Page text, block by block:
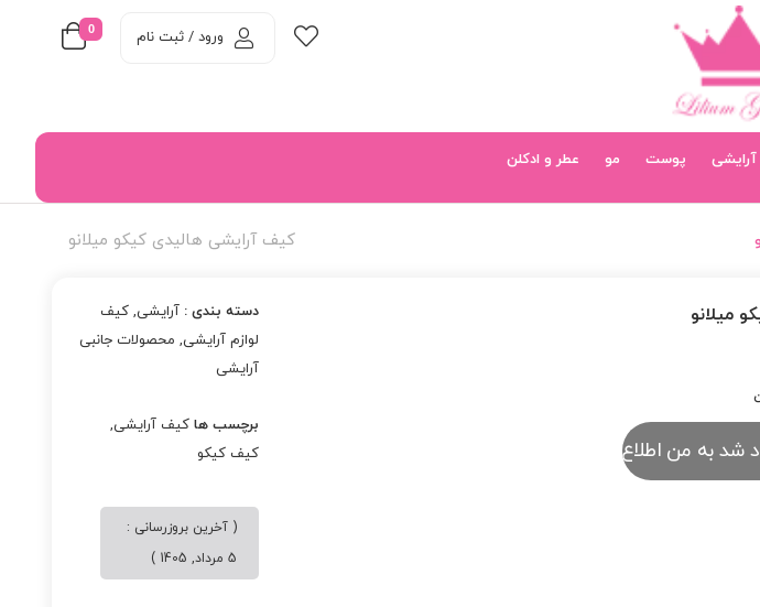
0 ورود / ثبت نام
آرایشی پوست مو عطر و ادکلن
کیف آرایشی هالیدی کیکو میلانو
میلانو
شد به من اطلاع بده
دسته بندی :آرایشی,کیف
لوازم آرایشی, محصولات جانبی
آرایشی
برچسب هاکیف آرایشی,
کیف کیکو
( آخرین بروزرسانی :
5 مرداد, 1405 )